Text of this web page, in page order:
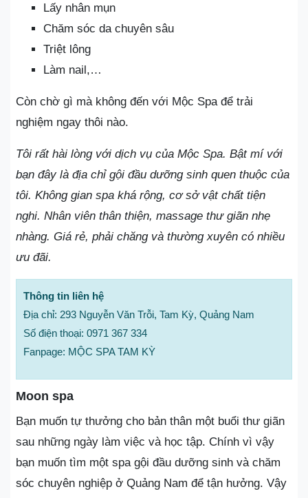
Lấy nhân mụn
Chăm sóc da chuyên sâu
Triệt lông
Làm nail,…
Còn chờ gì mà không đến với Mộc Spa để trải
nghiệm ngay thôi nào.
Tôi rất hài lòng với dịch vụ của Mộc Spa. Bật mí với
bạn đây là địa chỉ gội đầu dưỡng sinh quen thuộc của
tôi. Không gian spa khá rộng, cơ sở vật chất tiện
nghi. Nhân viên thân thiện, massage thư giãn nhẹ
nhàng. Giá rẻ, phải chăng và thường xuyên có nhiều
ưu đãi.
Thông tin liên hệ
Địa chỉ: 293 Nguyễn Văn Trỗi, Tam Kỳ, Quảng Nam
Số điện thoại: 0971 367 334
Fanpage: MỘC SPA TAM KỲ
Moon spa
Bạn muốn tự thưởng cho bản thân một buổi thư giãn
sau những ngày làm việc và học tập. Chính vì vậy
bạn muốn tìm một spa gội đầu dưỡng sinh và chăm
sóc chuyên nghiệp ở Quảng Nam để tận hưởng. Vậy